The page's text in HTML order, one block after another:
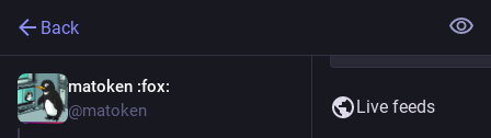
Back
matoken :fox:
@matoken
Live feeds